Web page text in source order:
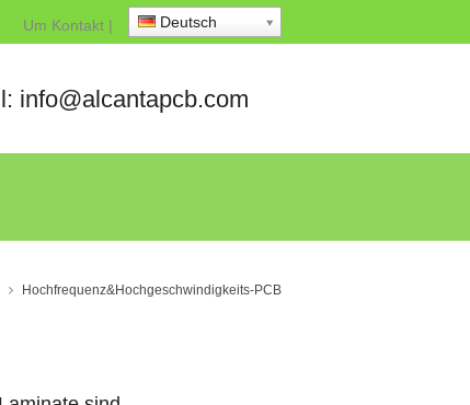
Um Kontakt | Deutsch
info@alcantapcb.com
Hochfrequenz&Hochgeschwindigkeits-PCB